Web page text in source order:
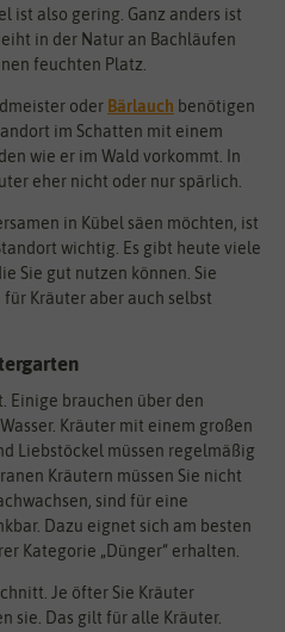
ist also gering. Ganz anders ist
in der Natur an Bachläufen
feuchten Platz.
oder Bärlauch benötigen
im Schatten mit einem
wie er im Wald vorkommt. In
eher nicht oder nur spärlich.
in Kübel säen möchten, ist
wichtig. Es gibt heute viele
Sie gut nutzen können. Sie
Kräuter aber auch selbst
Einige brauchen über den
Kräuter mit einem großen
Liebstöckel müssen regelmäßig
Kräutern müssen Sie nicht
sind für eine
Dazu eignet sich am besten
Kategorie „Dünger“ erhalten.
Je öfter Sie Kräuter
sie. Das gilt für alle Kräuter.